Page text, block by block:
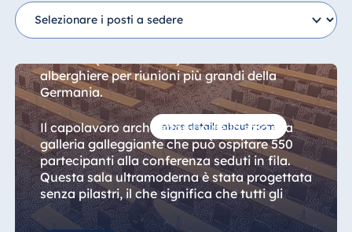
Hotel am
Fulda
Airport Hotel
Hannover
Hotel Ingolstadt
Hotel Bellevue
Kiel
Hotel Köln
Hotel
more details about room
Sala Maritim in totale
Con oltre 2.500 mq di spazio, la "Saal
alberghiere per riunioni più grandi della
Germania.
Il capolavoro architettonico della sala è la
galleria galleggiante che può ospitare 550
partecipanti alla conferenza seduti in fila.
Questa sala ultramoderna è stata progettata
senza pilastri, il che significa che tutti gli
ospiti hanno una visuale libera sul palco di
185 mq.